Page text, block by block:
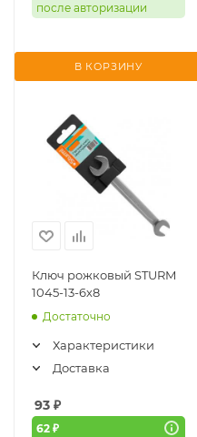
после авторизации
В КОРЗИНУ
Ключ рожковый STURM
1045-13-6х8
Достаточно
Характеристики
Доставка
93 ₽
62 ₽